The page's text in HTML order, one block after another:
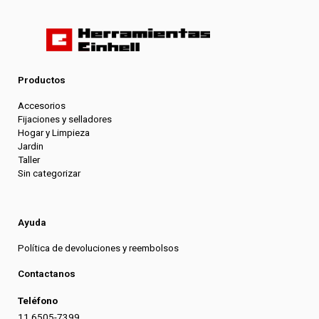
Productos
Accesorios
Fijaciones y selladores
Hogar y Limpieza
Jardin
Taller
Sin categorizar
Ayuda
Política de devoluciones y reembolsos
Contactanos
Teléfono